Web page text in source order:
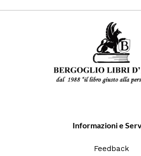
Informazioni e
Feedback